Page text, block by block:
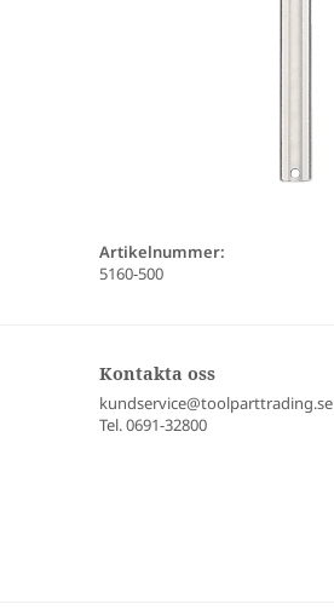
Artikelnummer:
5160-500
Kontakta oss
kundservice@toolparttrading.se
Tel. 0691-32800